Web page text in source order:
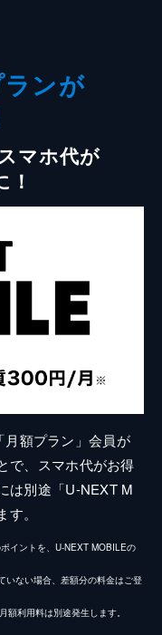
ンが
マホ代が
月額プラン」会員が
で、スマホ代がお得
は別途「U-NEXT M
。
イントを、U-NEXT MOBILEの
いない場合、差額分の料金はご登
利用料は別途発生します。